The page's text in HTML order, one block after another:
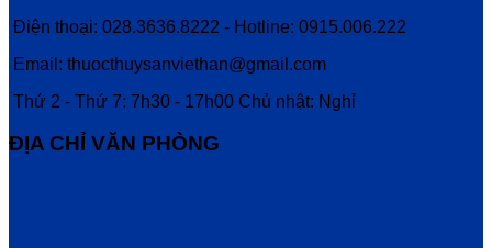
Điện thoại: 028.3636.8222 - Hotline: 0915.006.222
Email: thuocthuysanviethan@gmail.com
Thứ 2 - Thứ 7: 7h30 - 17h00 Chủ nhật: Nghỉ
ĐỊA CHỈ VĂN PHÒNG